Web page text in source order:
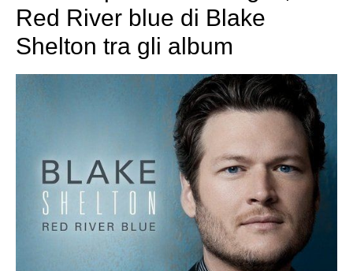
Red River blue di Blake
Shelton tra gli album